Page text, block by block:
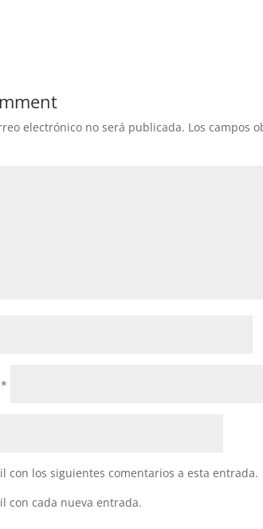
electrónico no será publicada. Los campos
*
con los siguientes comentarios a esta entrada.
con cada nueva entrada.